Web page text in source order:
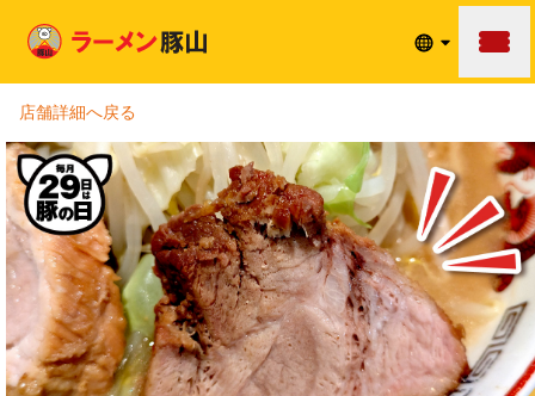
メニ
店舗詳細へ戻る